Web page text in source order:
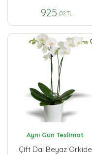
925 ,02 TL
Aynı Gün Teslimat
Çift Dal Beyaz Orkide